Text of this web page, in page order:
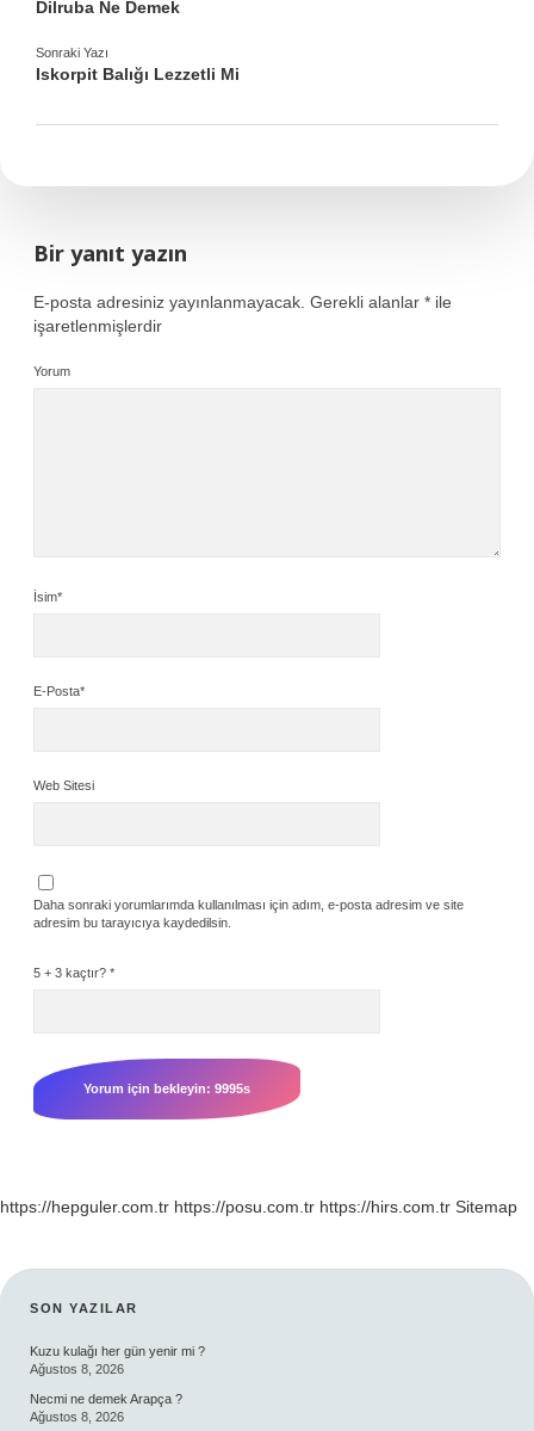
Dilruba Ne Demek
Sonraki Yazı
Iskorpit Balığı Lezzetli Mi
Bir yanıt yazın
E-posta adresiniz yayınlanmayacak. Gerekli alanlar * ile
işaretlenmişlerdir
Yorum
İsim*
E-Posta*
Web Sitesi
Daha sonraki yorumlarımda kullanılması için adım, e-posta adresim ve site
adresim bu tarayıcıya kaydedilsin.
5 + 3 kaçtır? *
https://hepguler.com.tr https://posu.com.tr https://hirs.com.tr Sitemap
SIDEBAR
SON YAZILAR
Kuzu kulağı her gün yenir mi ?
Ağustos 8, 2026
Necmi ne demek Arapça ?
Ağustos 8, 2026